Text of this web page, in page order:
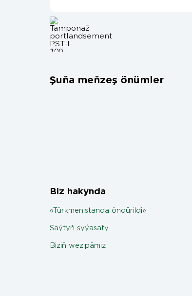
Şuňa meňzeş önümler
Biz hakynda
«Türkmenistanda öndürildi»
Saýtyň syýasaty
Biziň wezipämiz